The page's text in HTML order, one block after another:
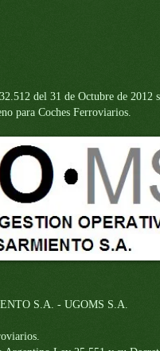
del 31 de Octubre de 2012
para Coches Ferroviarios.
S.A. - UGOMS S.A.